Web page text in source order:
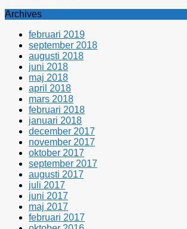
Archives
februari 2019
september 2018
augusti 2018
juni 2018
maj 2018
april 2018
mars 2018
februari 2018
januari 2018
december 2017
november 2017
oktober 2017
september 2017
augusti 2017
juli 2017
juni 2017
maj 2017
februari 2017